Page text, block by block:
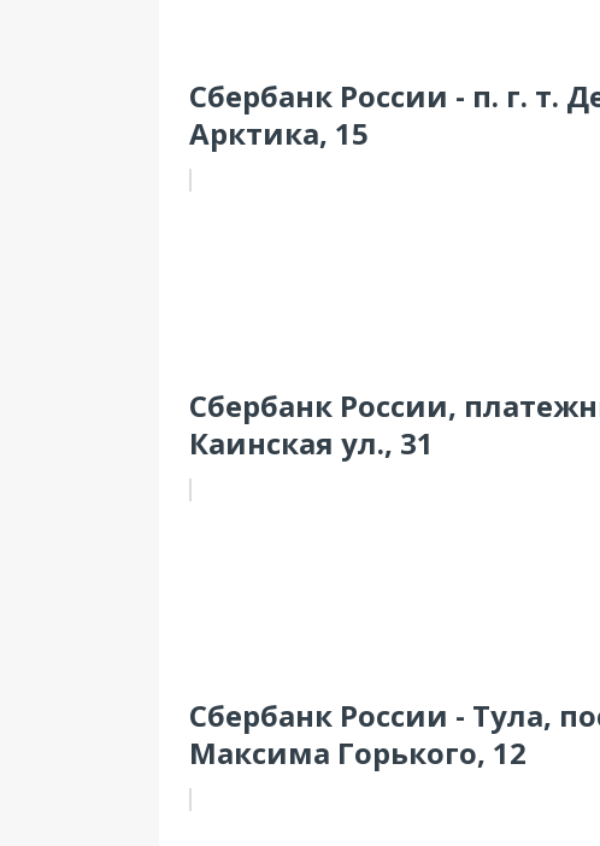
Сбербанк России - п. г. т.
Арктика, 15
Сбербанк России,
Каинская ул., 31
Сбербанк России - Тула,
Максима Горького, 12